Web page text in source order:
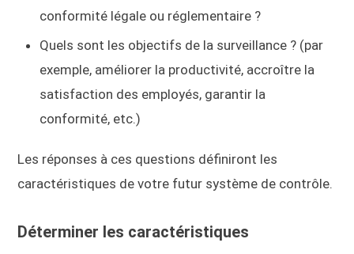
conformité légale ou réglementaire ?
Quels sont les objectifs de la surveillance ? (par
exemple, améliorer la productivité, accroître la
satisfaction des employés, garantir la
conformité, etc.)
Les réponses à ces questions définiront les
caractéristiques de votre futur système de contrôle.
Déterminer les caractéristiques